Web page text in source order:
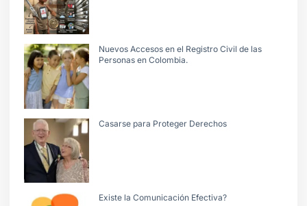
Nuevos Accesos en el Registro Civil de las
Personas en Colombia.
Casarse para Proteger Derechos
Existe la Comunicación Efectiva?